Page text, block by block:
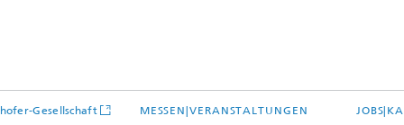
Gesellschaft MESSEN|VERANSTALTUNGEN